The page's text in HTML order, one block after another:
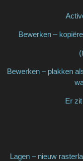
Bewerken –
(
Bewerken – plakken
Er
Lagen – nieuw